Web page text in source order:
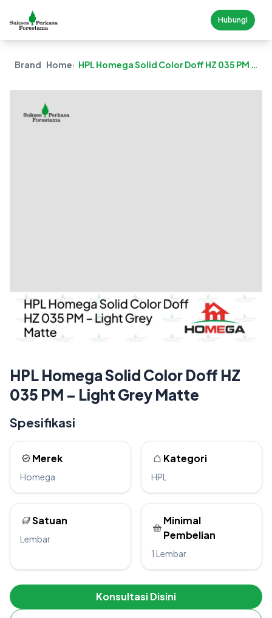
Hubungi
Brand HomegaHPL Homega Solid Color Doff HZ 035 PM –
HPL Homega Solid Color Doff HZ
035 PM – Light Grey Matte
Spesifikasi
Merek
Homega
Kategori
HPL
Satuan
Lembar
Minimal
Pembelian
1 Lembar
Konsultasi Disini